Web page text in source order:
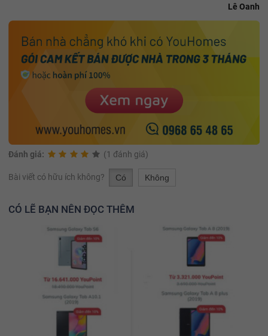
Lê Oanh
Đánh giá: (1 đánh giá)
Bài viết có hữu ích không? Có Không
CÓ LẼ BẠN NÊN ĐỌC THÊM